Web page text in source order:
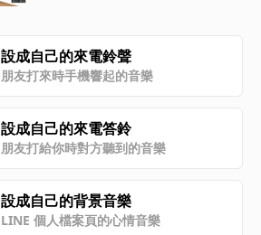
設成自己的來電鈴聲
朋友打來時手機響起的音樂
設成自己的來電答鈴
朋友打給你時對方聽到的音樂
設成自己的背景音樂
LINE 個人檔案頁的心情音樂